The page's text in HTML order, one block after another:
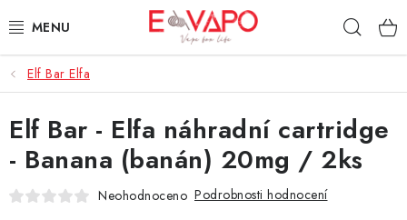
na
3D TISK
TIPY ZA DOBROU CENU
AROMATA A PŘÍCHUTĚ
Elf Bar Elfa
Elf Bar - Elfa náhradní cartridge
- Banana (banán) 20mg / 2ks
Neohodnoceno Podrobnosti hodnocení